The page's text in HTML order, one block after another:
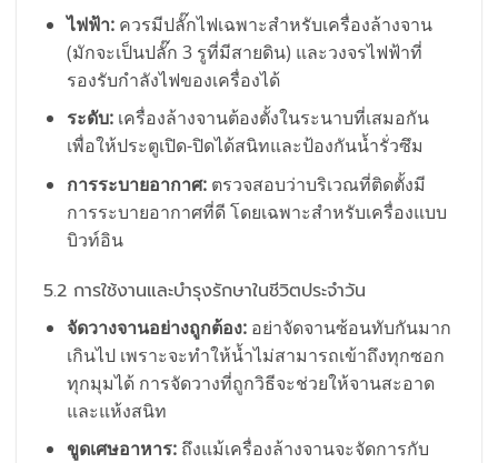
ไฟฟ้า:ควรมีปลั๊กไฟเฉพาะสำหรับเครื่องล้างจาน
(มักจะเป็นปลั๊ก 3 รูที่มีสายดิน) และวงจรไฟฟ้าที่
รองรับกำลังไฟของเครื่องได้
ระดับ:เครื่องล้างจานต้องตั้งในระนาบที่เสมอกัน
เพื่อให้ประตูเปิด-ปิดได้สนิทและป้องกันน้ำรั่วซึม
การระบายอากาศ:ตรวจสอบว่าบริเวณที่ติดตั้งมี
การระบายอากาศที่ดี โดยเฉพาะสำหรับเครื่องแบบ
บิวท์อิน
5.2 การใช้งานและบำรุงรักษาในชีวิตประจำวัน
จัดวางจานอย่างถูกต้อง:อย่าจัดจานซ้อนทับกันมาก
เกินไป เพราะจะทำให้น้ำไม่สามารถเข้าถึงทุกซอก
ทุกมุมได้ การจัดวางที่ถูกวิธีจะช่วยให้จานสะอาด
และแห้งสนิท
ขูดเศษอาหาร:ถึงแม้เครื่องล้างจานจะจัดการกับ